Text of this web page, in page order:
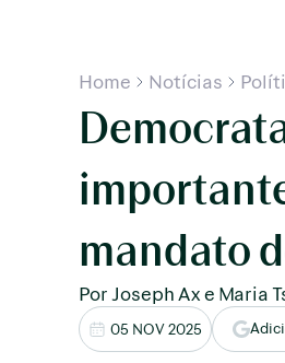
Home Notícias
mandato
Por Joseph Ax e Maria
05 NOV 2025